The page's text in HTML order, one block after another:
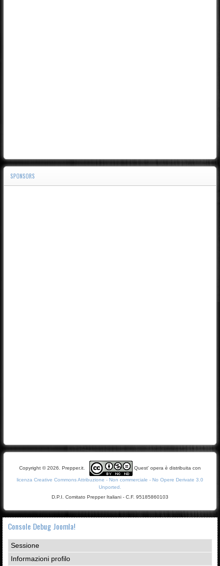
SPONSORS
Copyright © 2026. Prepper.it. Quest' opera è distribuita con
licenza Creative Commons Attribuzione - Non commerciale - No Opere Derivate 3.0
Unported.
D.P.I. Comitato Prepper Italiani - C.F. 95185860103
Console Debug Joomla!
Sessione
Informazioni profilo